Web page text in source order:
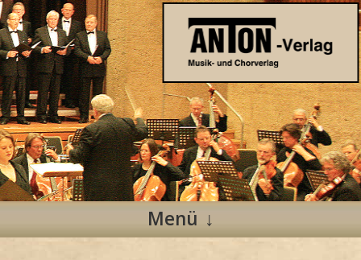
Anton Verlag
Musik- und Chorverlag
Menü